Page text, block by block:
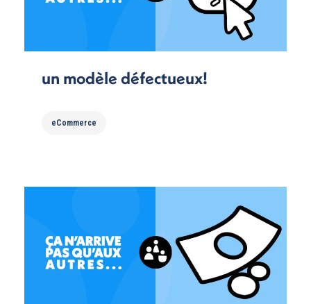
un modèle défectueux!
eCommerce